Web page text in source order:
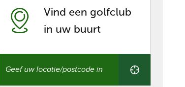
Vind een golfclub
in uw buurt
een
golfclub